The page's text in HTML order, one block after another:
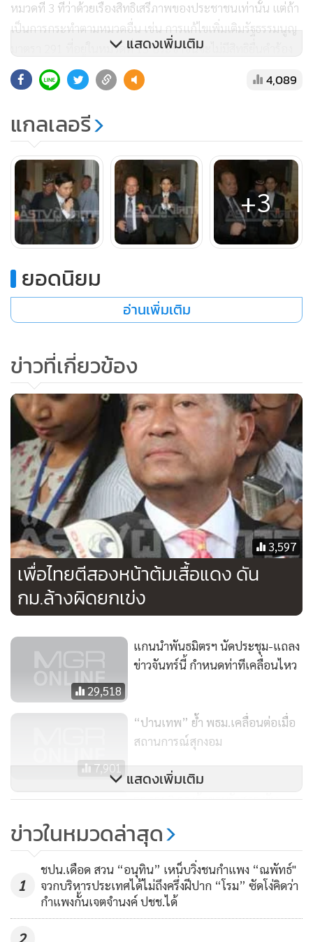
หมวดที่ 3 ที่ว่าด้วยเรื่องสิทธิเสรีภาพของประชาชนเท่านั้น แต่ถ้า
เป็นการกระทำตามหมวดอื่น เช่น การแก้ไขเพิ่มเติมรัฐธรรมนูญ
มาตรา 291 ที่อยู่ในหมวดที่ 15 ประชาชนจะไม่มีสิทธิยื่นคำร้อง
ได้เลย ไม่ว่าจะผ่านอัยการสูงสุดหรือไม่ก็ตาม ดังนั้น ที่
กรรมาธิการแก้ไขเพิ่มเติมรัฐธรรมนูญมาตรา 68 ออกมาระบุว่าที่
พิทักษ์รัฐธรรมนูญถือว่าเป็นการหลอกลวงประชาชน
ตุลาการศาลรัฐธรรมนูญในวันที่ 29 พ.ค.นั้น จะเป็นการพิจารณา
ว่า คำชี้แจงของผู้ถูกร้องใน 4 คำร้องที่รับไว้พิจารณาวินิจฉัยส่งมา
นั้นครบถ้วน มีหลักฐานเพียงพอให้วินิจฉัยได้เลยหรือไม่ หรือศาล
จะต้องไต่สวนเพิ่มเติม หากจะไต่สวนเพิ่มเติมจะใช้วิธีการใด ส่วน
คำร้องที่กลุ่มพันธมิตรฯยื่นมาในวันนี้ แม้จะมีลักษณะเดียวกับ 4
คำร้องที่ศาลรัฐธรรมนูญได้สั่งรับไว้พิจารณาวินิจฉัย ก็ถือว่าเป็น
คำร้องใหม่ที่ต้องให้ตุลาการประจำคดีเป็นผู้พิจารณาก่อนว่า
สมควรจะรับคำร้องไว้พิจารณาวินิจฉัยหรือไม่ ซึ่งยังไม่มีการ
การเสนอคำร้องดังกล่าวของกลุ่มพันธมิตรให้ที่ประชุมได้
พิจารณาหรือไม่
แสดงเพิ่มเติม
4,089
แกลเลอรี
+3
ยอดนิยม
อ่านเพิ่มเติม
ข่าวที่เกี่ยวข้อง
3,597
เพื่อไทยตีสองหน้าต้มเสื้อแดง ดัน
กม.ล้างผิดยกเข่ง
29,518
แกนนำพันธมิตรฯ นัดประชุม-แถลง
ข่าวจันทร์นี้ กำหนดท่าทีเคลื่อนไหว
7,901
“ปานเทพ” ย้ำ พธม.เคลื่อนต่อเมื่อ
สถานการณ์สุกงอม
7,604
ตร.วาง 3 กองร้อยคุมรัฐสภา พัน
รธน.
แสดงเพิ่มเติม
ข่าวในหมวดล่าสุด
1
ชปน.เดือด สวน “อนุทิน” เหน็บวิ่งชนกำแพง “ณพัทธ์"
จวกบริหารประเทศได้ไม่ถึงครึ่งฝีปาก “โรม” ซัดโง่คิดว่า
กำแพงกั้นเจตจำนงค์ ปชช.ได้